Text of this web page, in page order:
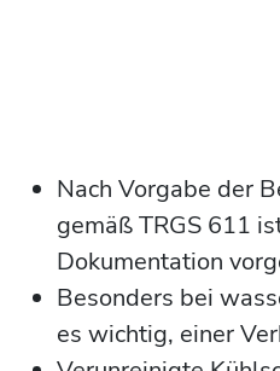
Nach Vorgabe der
gemäß TRGS 611
Dokumentation
Besonders bei
es wichtig, einer